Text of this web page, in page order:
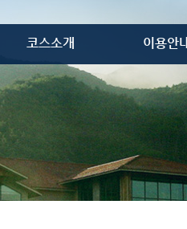
코스소개 이용안
코스개요
코스공략도
이용안내
이용요금
위약안내